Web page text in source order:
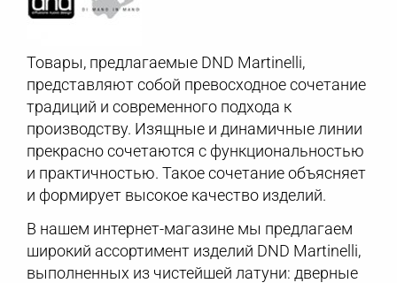
Товары, предлагаемые DND Martinelli,
представляют собой превосходное сочетание
традиций и современного подхода к
производству. Изящные и динамичные линии
прекрасно сочетаются с функциональностью
и практичностью. Такое сочетание объясняет
и формирует высокое качество изделий.
В нашем интернет-магазине мы предлагаем
широкий ассортимент изделий DND Martinelli,
выполненных из чистейшей латуни: дверные